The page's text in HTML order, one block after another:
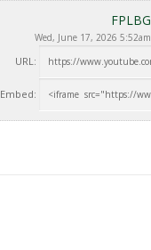
FPLBG
Wed, June 17, 2026 5:52am
URL:
Embed: